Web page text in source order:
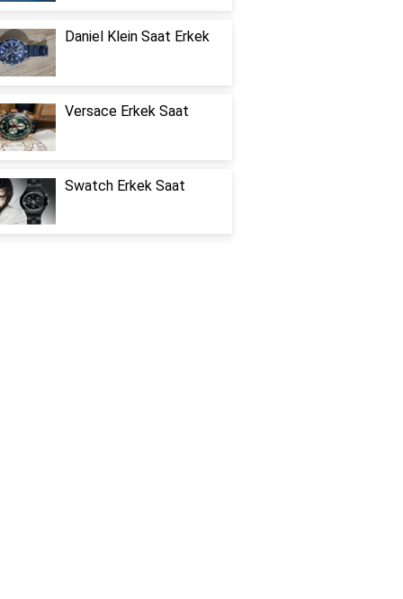
Daniel Klein Saat Erkek
Versace Erkek Saat
Swatch Erkek Saat